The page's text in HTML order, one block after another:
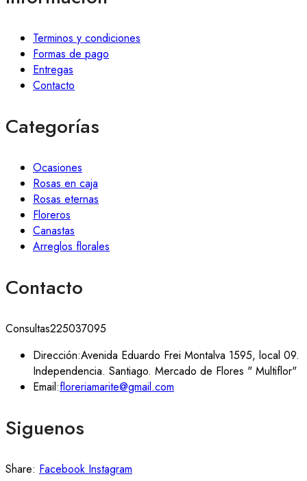
Terminos y condiciones
Formas de pago
Entregas
Contacto
Categorías
Ocasiones
Rosas en caja
Rosas eternas
Floreros
Canastas
Arreglos florales
Contacto
Consultas225037095
Dirección:Avenida Eduardo Frei Montalva 1595, local 09.
Independencia. Santiago. Mercado de Flores " Multiflor"
Email:floreriamarite@gmail.com
Siguenos
Share: Facebook Instagram